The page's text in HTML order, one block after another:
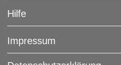
Hilfe
Impressum